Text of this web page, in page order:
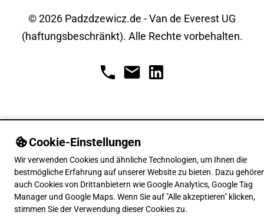
© 2026 Padzdzewicz.de - Van de Everest UG
(haftungsbeschränkt). Alle Rechte vorbehalten.
Cookie-Einstellungen
Wir verwenden Cookies und ähnliche Technologien, um Ihnen die
bestmögliche Erfahrung auf unserer Website zu bieten. Dazu
auch Cookies von Drittanbietern wie Google Analytics, Google Tag
Manager und Google Maps. Wenn Sie auf "Alle akzeptieren" klicken,
stimmen Sie der Verwendung dieser Cookies zu.